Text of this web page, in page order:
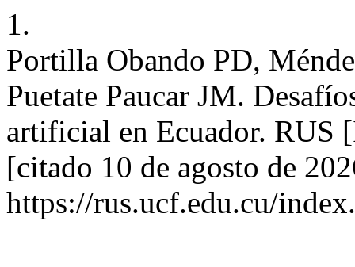
1.
Portilla Obando PD,
Puetate Paucar JM.
artificial en Ecuador. RUS
[citado 10 de agosto de
https://rus.ucf.edu.cu/